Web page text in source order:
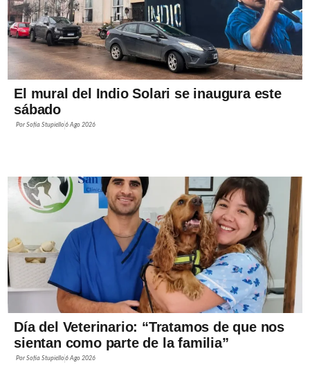
El mural del Indio Solari se inaugura este
sábado
PorSofía Stupiello6 Ago 2026
Día del Veterinario: “Tratamos de que nos
sientan como parte de la familia”
PorSofía Stupiello6 Ago 2026